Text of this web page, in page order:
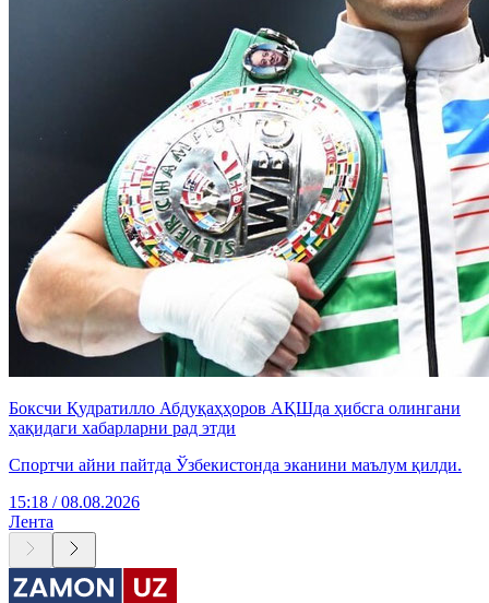
Боксчи Қудратилло Абдуқаҳҳоров АҚШда ҳибсга олингани
ҳақидаги хабарларни рад этди
Спортчи айни пайтда Ўзбекистонда эканини маълум қилди.
15:18 / 08.08.2026
Лента